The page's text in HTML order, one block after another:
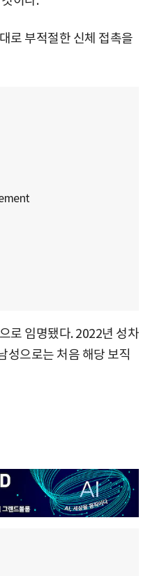
로 부적절한 신체 접촉을
로 임명됐다. 2022년 성차
성으로는 처음 해당 보직